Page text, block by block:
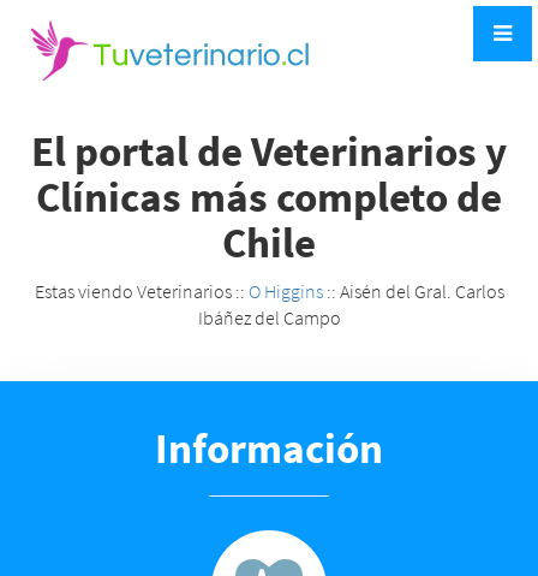
El portal de Veterinarios y
Clínicas más completo de
Chile
Estas viendo Veterinarios :: O Higgins:: Aisén del Gral. Carlos
Ibáñez del Campo
Información